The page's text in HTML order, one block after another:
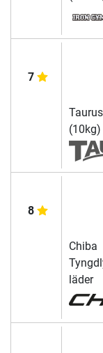
7
(10kg)
8
Chiba
läder